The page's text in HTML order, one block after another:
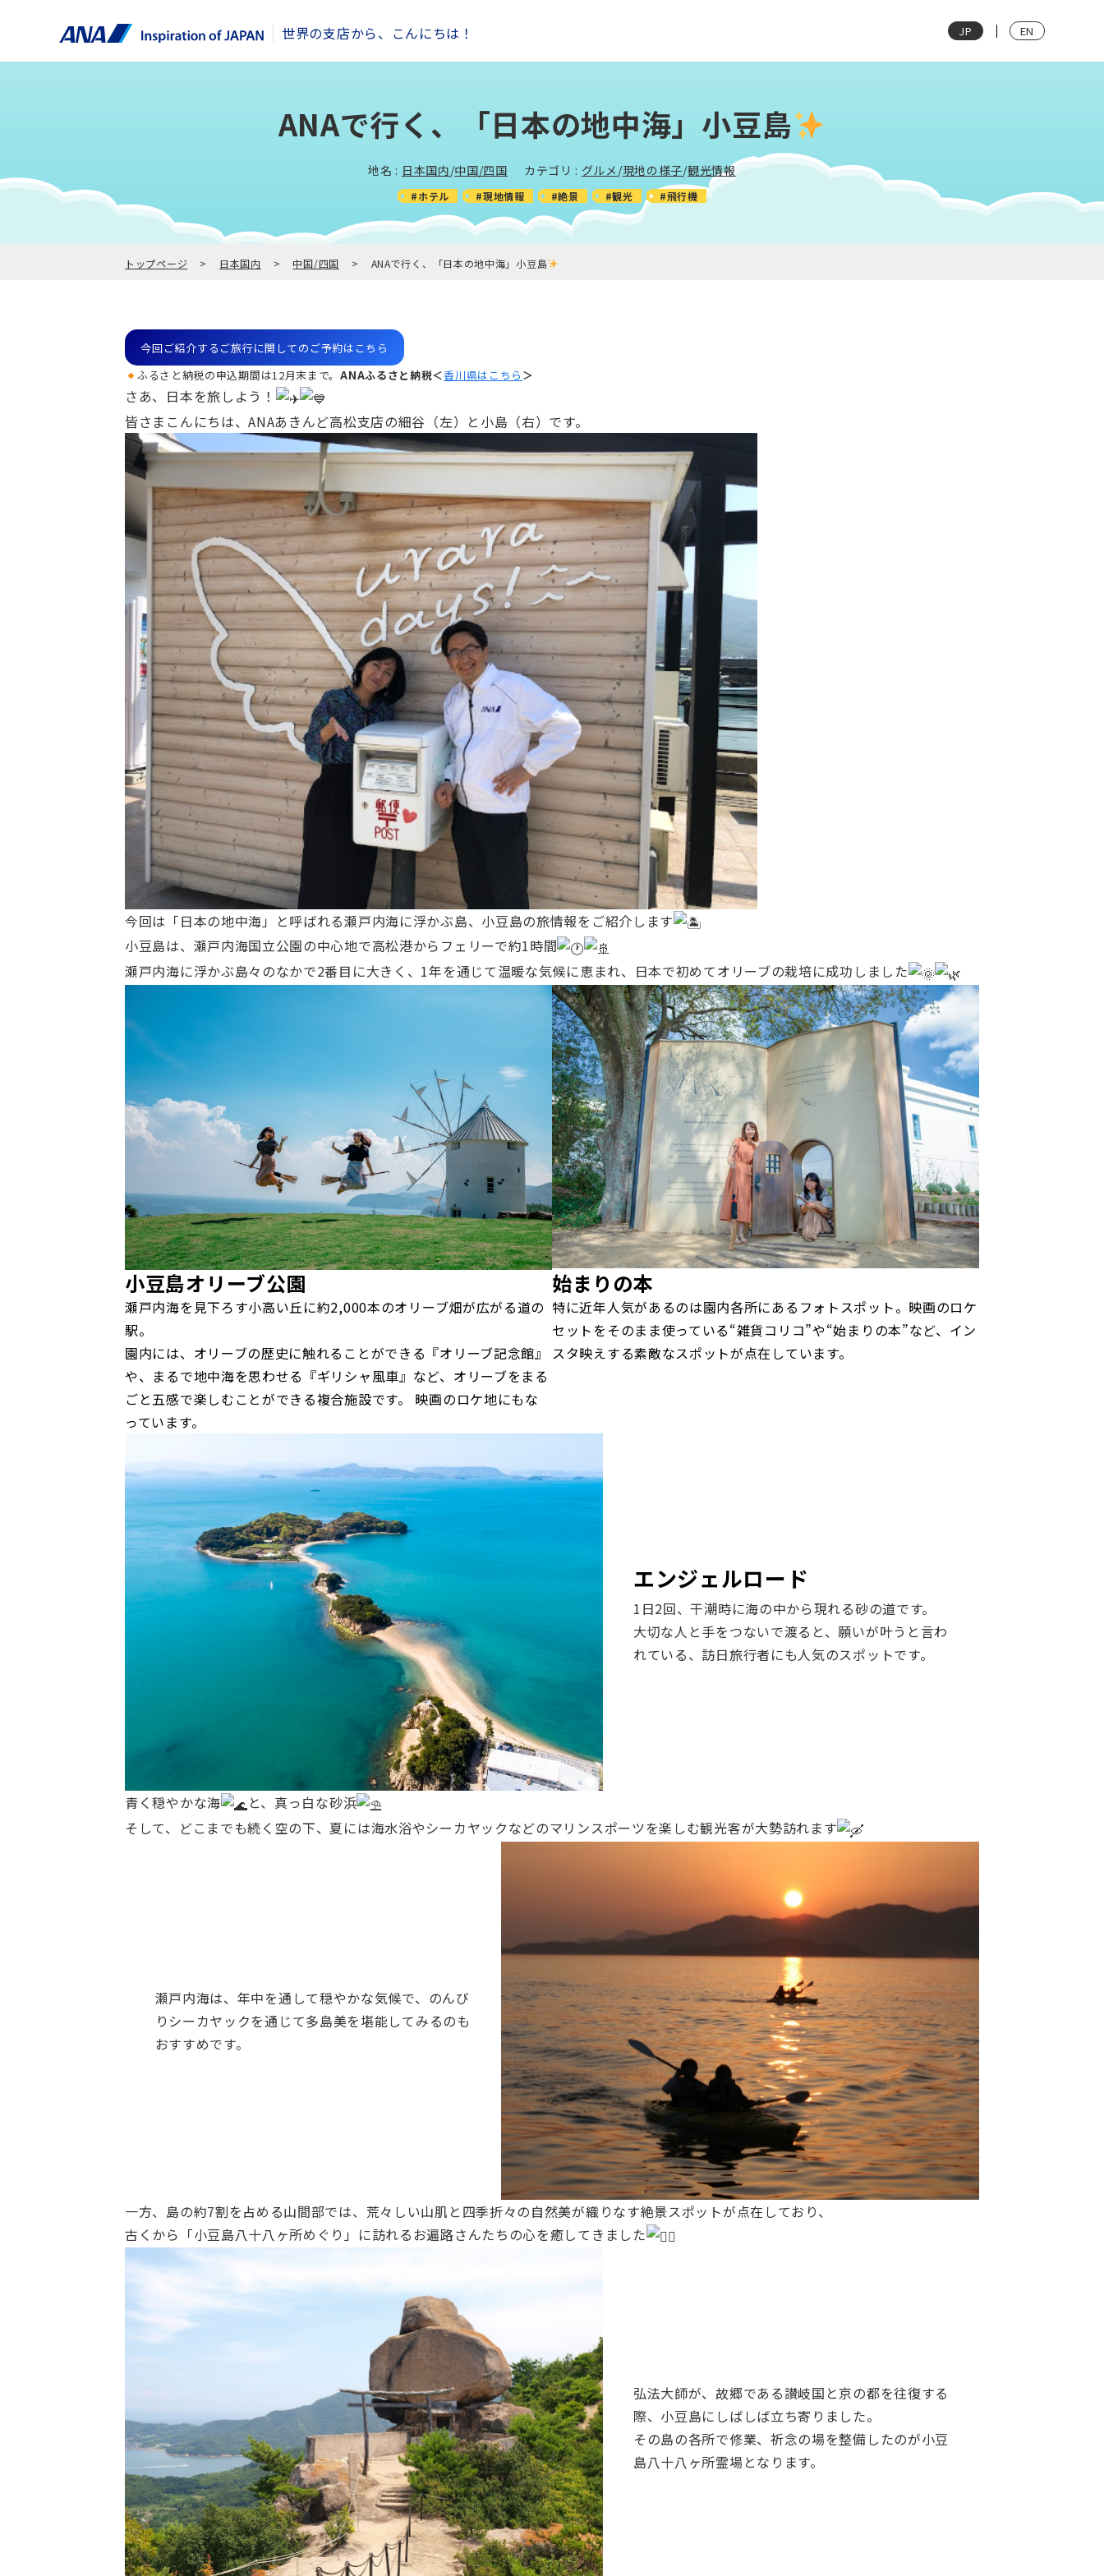
世界の支店から、こんにちは！ JP EN
ANAで行く、「日本の地中海」小豆島
地名 : 日本国内/中国/四国 カテゴリ : グルメ /現地の様子/観光情報
#ホテル #現地情報 #絶景 #観光 #飛行機
トップページ 日本国内 中国/四国 ANAで行く、「日本の地中海」小豆島
今回ご紹介するご旅行に関してのご予約はこちら
ふるさと納税の申込期間は12月末まで。ANAふるさと納税＜香川県はこちら ＞
さあ、日本を旅しよう！
皆さまこんにちは、ANAあきんど高松支店の細谷（左）と小島（右）です。
今回は「日本の地中海」と呼ばれる瀬戸内海に浮かぶ島、小豆島の旅情報をご紹介します
小豆島は、瀬戸内海国立公園の中心地で高松港からフェリーで約1時間
瀬戸内海に浮かぶ島々のなかで2番目に大きく、1年を通じて温暖な気候に恵まれ、日本で初めてオリーブの栽培に成功しました
小豆島オリーブ公園
瀬戸内海を見下ろす小高い丘に約2,000本のオリーブ畑が広がる道の
駅。
園内には、オリーブの歴史に触れることができる『オリーブ記念館』
や、まるで地中海を思わせる『ギリシャ風車』など、オリーブをまる
ごと五感で楽しむことができる複合施設です。 映画のロケ地にもな
っています。
始まりの本
特に近年人気があるのは園内各所にあるフォトスポット。映画のロケ
セットをそのまま使っている“雑貨コリコ”や“始まりの本”など、イン
スタ映えする素敵なスポットが点在しています。
エンジェルロード
1日2回、干潮時に海の中から現れる砂の道です。
大切な人と手をつないで渡ると、願いが叶うと言わ
れている、訪日旅行者にも人気のスポットです。
青く穏やかな海
と、真っ白な砂浜
そして、どこまでも続く空の下、夏には海水浴やシーカヤックなどのマリンスポーツを楽しむ観光客が大勢訪れます
瀬戸内海は、年中を通して穏やかな気候で、のんび
りシーカヤックを通じて多島美を堪能してみるのも
おすすめです。
一方、島の約7割を占める山間部では、荒々しい山肌と四季折々の自然美が織りなす絶景スポットが点在しており、
古くから「小豆島八十八ヶ所めぐり」に訪れるお遍路さんたちの心を癒してきました
弘法大師が、故郷である讃岐国と京の都を往復する
際、小豆島にしばしば立ち寄りました。
その島の各所で修業、祈念の場を整備したのが小豆
島八十八ヶ所霊場となります。